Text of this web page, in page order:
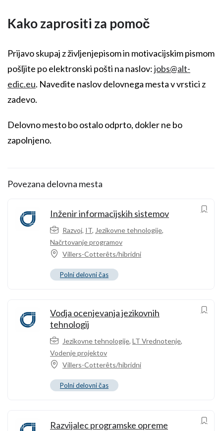
Kako zaprositi za pomoč
Prijavo skupaj z življenjepisom in motivacijskim pismom
pošljite po elektronski pošti na naslov:jobs@alt-
edic.eu. Navedite naslov delovnega mesta v vrstici z
zadevo.
Delovno mesto bo ostalo odprto, dokler ne bo
zapolnjeno.
Povezana delovna mesta
Inženir informacijskih sistemov
Razvoj, IT, Jezikovne tehnologije,
Načrtovanje programov
Villers-Cotterêts/hibridni
Polni delovni čas
Vodja ocenjevanja jezikovnih
tehnologij
Jezikovne tehnologije, LT Vrednotenje,
Vodenje projektov
Villers-Cotterêts/hibridni
Polni delovni čas
Razvijalec programske opreme